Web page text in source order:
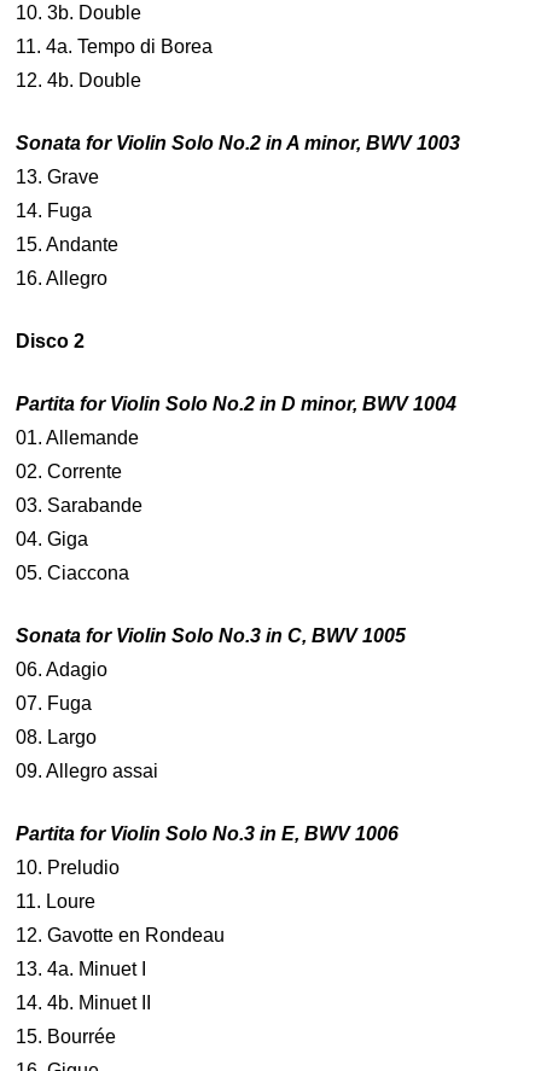
10. 3b. Double
11. 4a. Tempo di Borea
12. 4b. Double
Sonata for Violin Solo No.2 in A minor, BWV 1003
13. Grave
14. Fuga
15. Andante
16. Allegro
Disco 2
Partita for Violin Solo No.2 in D minor, BWV 1004
01. Allemande
02. Corrente
03. Sarabande
04. Giga
05. Ciaccona
Sonata for Violin Solo No.3 in C, BWV 1005
06. Adagio
07. Fuga
08. Largo
09. Allegro assai
Partita for Violin Solo No.3 in E, BWV 1006
10. Preludio
11. Loure
12. Gavotte en Rondeau
13. 4a. Minuet I
14. 4b. Minuet II
15. Bourrée